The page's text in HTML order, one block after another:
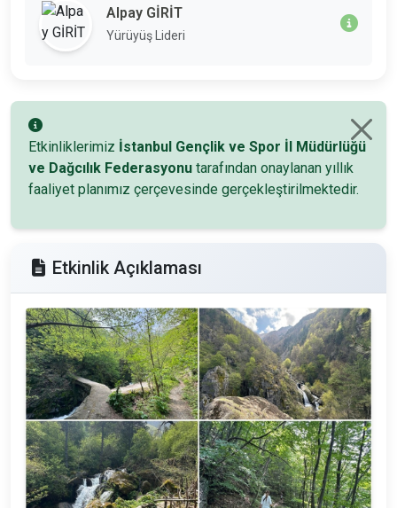
Alpay GİRİT
Yürüyüş Lideri
Etkinliklerimiz İstanbul Gençlik ve Spor İl Müdürlüğü
ve Dağcılık Federasyonu tarafından onaylanan yıllık
faaliyet planımız çerçevesinde gerçekleştirilmektedir.
Etkinlik Açıklaması